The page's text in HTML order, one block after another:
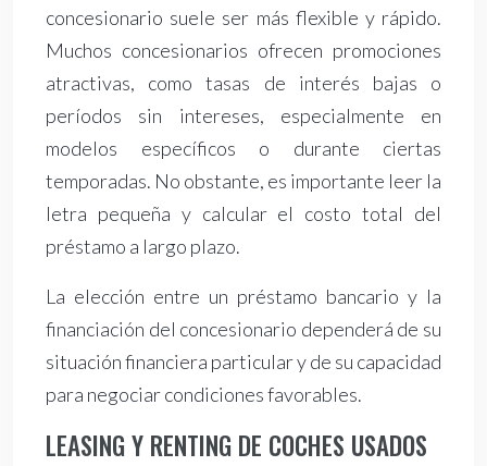
concesionario suele ser más flexible y rápido.
Muchos concesionarios ofrecen promociones
atractivas, como tasas de interés bajas o
períodos sin intereses, especialmente en
modelos específicos o durante ciertas
temporadas. No obstante, es importante leer la
letra pequeña y calcular el costo total del
préstamo a largo plazo.
La elección entre un préstamo bancario y la
financiación del concesionario dependerá de su
situación financiera particular y de su capacidad
para negociar condiciones favorables.
LEASING Y RENTING DE COCHES USADOS